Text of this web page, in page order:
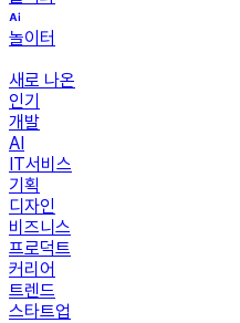
놀이터
새로 나온
인기
개발
AI
IT서비스
기획
디자인
비즈니스
프로덕트
커리어
트렌드
스타트업